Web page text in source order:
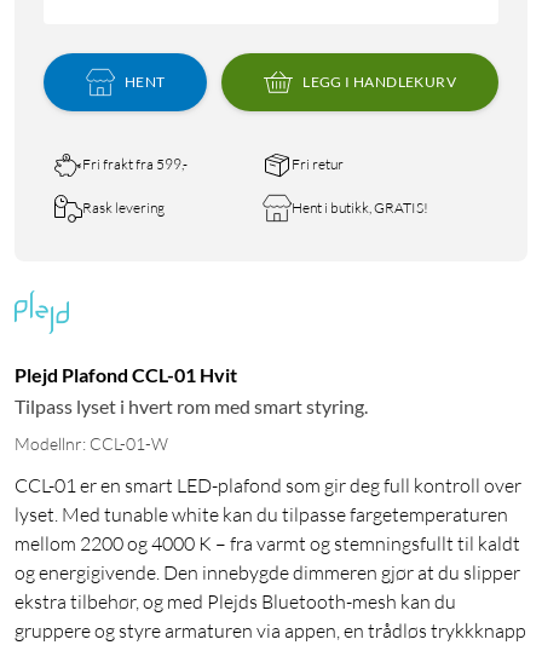
HENT LEGG I HANDLEKURV
Fri frakt fra 599,- Fri retur
Rask levering Hent i butikk, GRATIS!
Plejd Plafond CCL-01 Hvit
Tilpass lyset i hvert rom med smart styring.
Modellnr: CCL-01-W
CCL-01 er en smart LED-plafond som gir deg full kontroll over
lyset. Med tunable white kan du tilpasse fargetemperaturen
mellom 2200 og 4000 K – fra varmt og stemningsfullt til kaldt
og energigivende. Den innebygde dimmeren gjør at du slipper
ekstra tilbehør, og med Plejds Bluetooth-mesh kan du
gruppere og styre armaturen via appen, en trådløs trykkknapp